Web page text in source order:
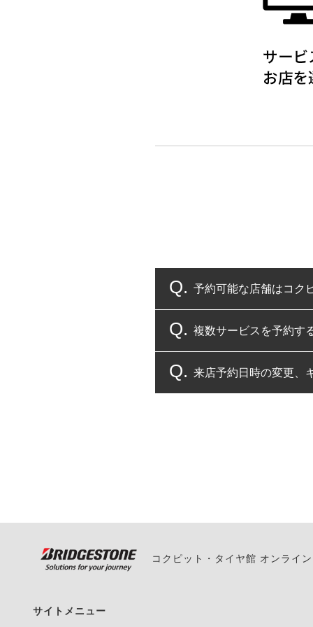
予約可能な店舗はコク
コクピット・タイヤ館
複数サービスを予約す
複数サービスのご予約
来店予約日時の変更、
また、やむを得ない
コクピット・タイヤ館 オンライ
サイトメニュー